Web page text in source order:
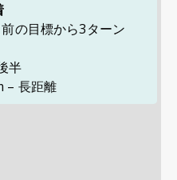
の目標から3ターン
半
– 長距離